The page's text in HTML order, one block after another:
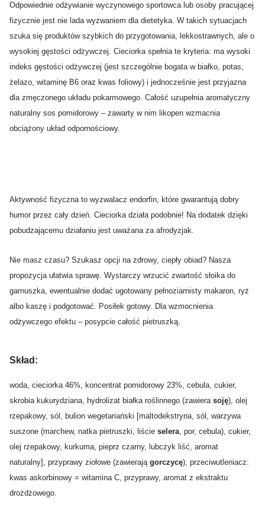
Odpowiednie odżywianie wyczynowego sportowca lub osoby pracującej
fizycznie jest nie lada wyzwaniem dla dietetyka. W takich sytuacjach
szuka się produktów szybkich do przygotowania, lekkostrawnych, ale o
wysokiej gęstości odżywczej. Cieciorka spełnia te kryteria: ma wysoki
indeks gęstości odżywczej (jest szczególnie bogata w białko, potas,
żelazo, witaminę B6 oraz kwas foliowy) i jednocześnie jest przyjazna
dla zmęczonego układu pokarmowego. Całość uzupełnia aromatyczny
naturalny sos pomidorowy – zawarty w nim likopen wzmacnia
obciążony układ odpornościowy.
Aktywność fizyczna to wyzwalacz endorfin, które gwarantują dobry
humor przez cały dzień. Cieciorka działa podobnie! Na dodatek dzięki
pobudzającemu działaniu jest uważana za afrodyzjak.
Nie masz czasu? Szukasz opcji na zdrowy, ciepły obiad? Nasza
propozycja ułatwia sprawę. Wystarczy wrzucić zwartość słoika do
garnuszka, ewentualnie dodać ugotowany pełnoziarnisty makaron, ryż
albo kaszę i podgotować. Posiłek gotowy. Dla wzmocnienia
odżywczego efektu – posypcie całość pietruszką.
Skład:
woda, cieciorka 46%, koncentrat pomidorowy 23%, cebula, cukier,
skrobia kukurydziana, hydrolizat białka roślinnego (zawierasoję), olej
rzepakowy, sól, bulion wegetariański [maltodekstryna, sól, warzywa
suszone (marchew, natka pietruszki, liście selera, por, cebula), cukier,
olej rzepakowy, kurkuma, pieprz czarny, lubczyk liść, aromat
naturalny], przyprawy ziołowe (zawierają gorczycę), przeciwutleniacz:
kwas askorbinowy = witamina C, przyprawy, aromat z ekstraktu
drożdżowego.